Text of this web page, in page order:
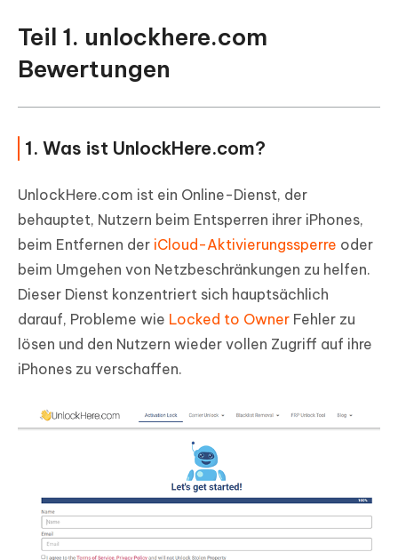
Teil 1. unlockhere.com
Bewertungen
1. Was ist UnlockHere.com?
UnlockHere.com ist ein Online-Dienst, der
behauptet, Nutzern beim Entsperren ihrer iPhones,
beim Entfernen der iCloud-Aktivierungssperre oder
beim Umgehen von Netzbeschränkungen zu helfen.
Dieser Dienst konzentriert sich hauptsächlich
darauf, Probleme wie Locked to Owner Fehler zu
lösen und den Nutzern wieder vollen Zugriff auf ihre
iPhones zu verschaffen.